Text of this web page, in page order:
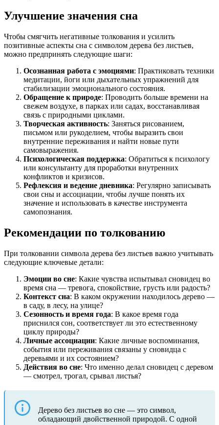
Улучшение значения сна
Чтобы смягчить негативные толкования и усилить
позитивные аспекты сна с символом дерева без листьев,
можно предпринять следующие шаги:
Осознанная работа с эмоциями: Практиковать техники
медитации, йоги или дыхательных упражнений для
стабилизации эмоционального состояния.
Обращение к природе: Проводить больше времени на
свежем воздухе, в парках или садах, восстанавливая
связь с природными циклами.
Творческая активность: Заняться рисованием,
письмом или рукоделием, чтобы выразить свои
внутренние переживания и найти новые пути
самовыражения.
Психологическая поддержка: Обратиться к психологу
или консультанту для проработки внутренних
конфликтов и кризисов.
Рефлексия и ведение дневника: Регулярно записывать
свои сны и ассоциации, чтобы лучше понять их
значение и использовать в качестве инструмента
самопознания.
Рекомендации по толкованию
При толковании символа дерева без листьев важно учитывать
следующие ключевые детали:
Эмоции во сне: Какие чувства испытывал сновидец во
время сна — тревога, спокойствие, грусть или радость?
Контекст сна: В каком окружении находилось дерево —
в саду, в лесу, на улице?
Сезонность и время года: В какое время года
приснился сон, соответствует ли это естественному
циклу природы?
Личные ассоциации: Какие личные воспоминания,
события или переживания связаны у сновидца с
деревьями и их состоянием?
Действия во сне: Что именно делал сновидец с деревом
— смотрел, трогал, срывал листья?
Дерево без листьев во сне — это символ,
обладающий двойственной природой. С одной